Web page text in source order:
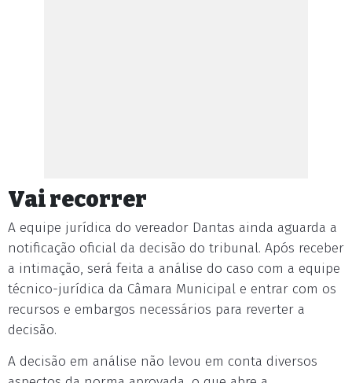
Vai recorrer
A equipe jurídica do vereador Dantas ainda aguarda a
notificação oficial da decisão do tribunal. Após receber
a intimação, será feita a análise do caso com a equipe
técnico-jurídica da Câmara Municipal e entrar com os
recursos e embargos necessários para reverter a
decisão.
A decisão em análise não levou em conta diversos